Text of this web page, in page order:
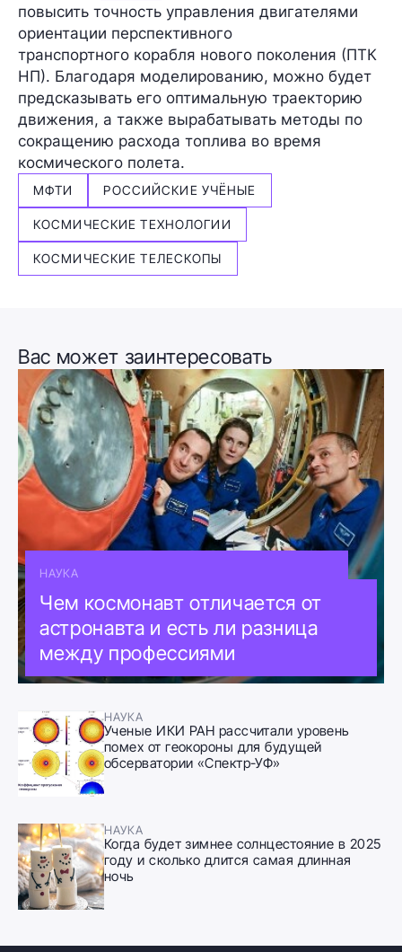
повысить точность управления двигателями
ориентации перспективного
транспортного корабля нового поколения (ПТК
НП). Благодаря моделированию, можно будет
предсказывать его оптимальную траекторию
движения, а также вырабатывать методы по
сокращению расхода топлива во время
космического полета.
МФТИ РОССИЙСКИЕ УЧЁНЫЕ
КОСМИЧЕСКИЕ ТЕХНОЛОГИИ
КОСМИЧЕСКИЕ ТЕЛЕСКОПЫ
Вас может заинтересовать
НАУКА
Чем космонавт отличается от
астронавта и есть ли разница
между профессиями
НАУКА
Ученые ИКИ РАН рассчитали уровень
помех от геокороны для будущей
обсерватории «Спектр-УФ»
НАУКА
Когда будет зимнее солнцестояние в 2025
году и сколько длится самая длинная
ночь